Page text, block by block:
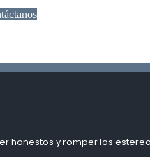
honestos y romper los